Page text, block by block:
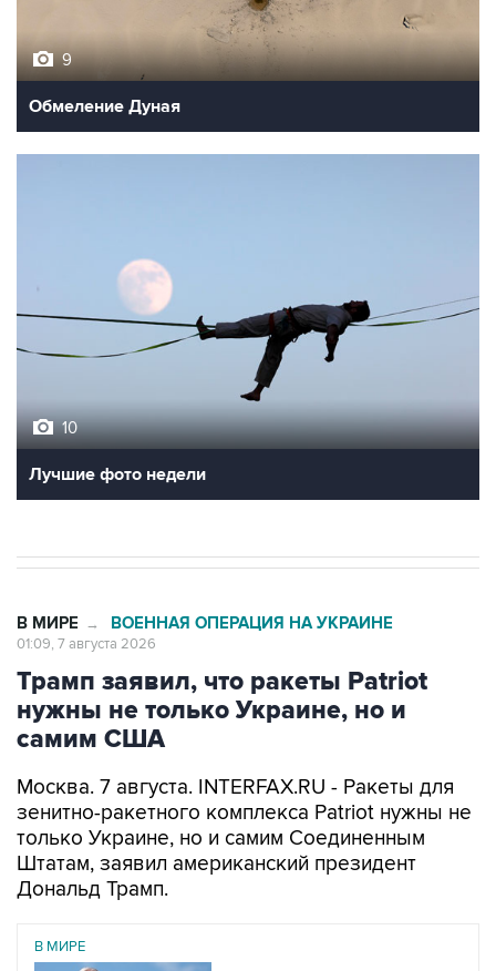
9
Обмеление Дуная
10
Лучшие фото недели
В МИРЕ → ВОЕННАЯ ОПЕРАЦИЯ НА УКРАИНЕ
01:09, 7 августа 2026
Трамп заявил, что ракеты Patriot
нужны не только Украине, но и
самим США
Москва. 7 августа. INTERFAX.RU - Ракеты для
зенитно-ракетного комплекса Patriot нужны не
только Украине, но и самим Соединенным
Штатам, заявил американский президент
Дональд Трамп.
В МИРЕ